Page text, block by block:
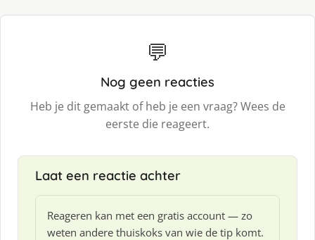
💬
Nog geen reacties
Heb je dit gemaakt of heb je een vraag? Wees de
eerste die reageert.
Laat een reactie achter
Reageren kan met een gratis account — zo
weten andere thuiskoks van wie de tip komt.